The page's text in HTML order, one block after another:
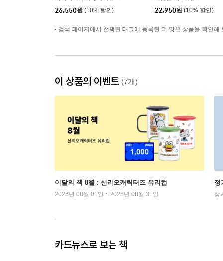
26,550원 (10% 할인)
22,950원 (10% 할인)
검색 페이지에서 선택된 태그에 등록된 더 많은 상품을 확인해
이 상품의 이벤트 (7개)
이달의 책 8월 : 산리오캐릭터즈 유리컵
2026년 08월 01일 ~ 2026년 08월 31일
정
상
카드뉴스로 보는 책